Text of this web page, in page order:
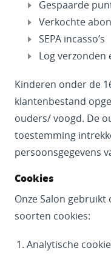
Gespaarde
Verkochte
SEPA incasso’s
Log verzonden
Kinderen onder de
klantenbestand
ouders/ voogd. De
toestemming
persoonsgegevens
Cookies
Onze Salon
soorten cookies:
Analytische